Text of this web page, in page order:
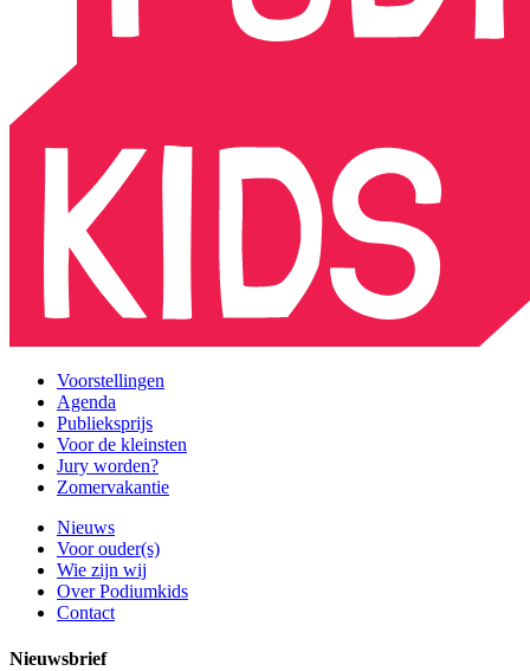
Voorstellingen
Agenda
Publieksprijs
Voor de kleinsten
Jury worden?
Zomervakantie
Nieuws
Voor ouder(s)
Wie zijn wij
Over Podiumkids
Contact
Nieuwsbrief